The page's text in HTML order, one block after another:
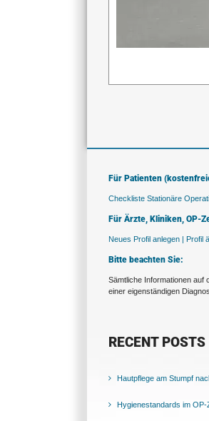
Für Patienten
Checkliste Stationäre
Für Ärzte, Kliniken, OP-
Neues Profil anlegen | Profil
Bitte beachten Sie:
Sämtliche Informationen auf
einer eigenständigen
RECENT POSTS
Hautpflege am Stumpf
Hygienestandards im